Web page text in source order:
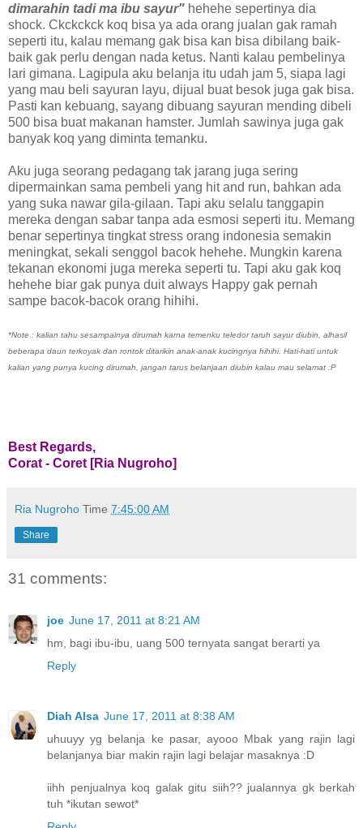
dimarahin tadi ma ibu sayur" hehehe sepertinya dia
shock. Ckckckck koq bisa ya ada orang jualan gak ramah
seperti itu, kalau memang gak bisa kan bisa dibilang baik-
baik gak perlu dengan nada ketus. Nanti kalau pembelinya
lari gimana. Lagipula aku belanja itu udah jam 5, siapa lagi
yang mau beli sayuran layu, dijual buat besok juga gak bisa.
Pasti kan kebuang, sayang dibuang sayuran mending dibeli
500 bisa buat makanan hamster. Jumlah sawinya juga gak
banyak koq yang diminta temanku.
Aku juga seorang pedagang tak jarang juga sering
dipermainkan sama pembeli yang hit and run, bahkan ada
yang suka nawar gila-gilaan. Tapi aku selalu tanggapin
mereka dengan sabar tanpa ada esmosi seperti itu. Memang
benar sepertinya tingkat stress orang indonesia semakin
meningkat, sekali senggol bacok hehehe. Mungkin karena
tekanan ekonomi juga mereka seperti tu. Tapi aku gak koq
hehehe biar gak punya duit always Happy gak pernah
sampe bacok-bacok orang hihihi.
*Note : kalian tahu sesampainya dirumah karna temenku teledor taruh sayur diubin, alhasil
beberapa daun terkoyak dan rontok ditarikin anak-anak kucingnya hihihi. Hati-hati untuk
kalian yang punya kucing dirumah, jangan tarus belanjaan diubin kalau mau selamat :P
Best Regards,
Corat - Coret [Ria Nugroho]
Ria Nugroho Time 7:45:00 AM
Share
31 comments:
joe June 17, 2011 at 8:21 AM
hm, bagi ibu-ibu, uang 500 ternyata sangat berarti ya
Reply
Diah Alsa June 17, 2011 at 8:38 AM
uhuuyy yg belanja ke pasar, ayooo Mbak yang rajin lagi
belanjanya biar makin rajin lagi belajar masaknya :D
iihh penjualnya koq galak gitu siih?? jualannya gk berkah
tuh *ikutan sewot*